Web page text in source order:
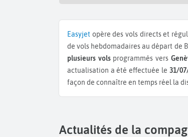
Easyjet opère des vols directs et
de vols hebdomadaires au départ de
plusieurs volsprogrammés vers
actualisation a été effectuée le 31/
façon de connaître en temps réel la
Actualités de la